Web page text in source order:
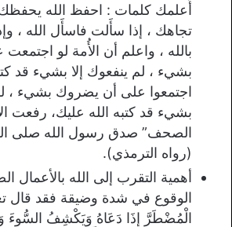
أُعلمك كلمات : احفظ الله
تجاهك ، إذا سأَلت فاسأَل الله ،
بالله ، واعلم أن الأُمة لو
بشيء ، لم ينفعوك إلا بشيء قد
اجتمعوا على أن يضروك بشيء ،
بشيء قد كتبه الله عليك، رفعت
الصحف” صدق رسول الله صلى
(رواه الترمذي).
أهمية التقرب إلى الله بالأعمال
الوقوع في شدة وضيقة فقد قال
الْمُضْطَرَّ إِذَا دَعَاهُ وَيَكْشِفُ السُّوءَ